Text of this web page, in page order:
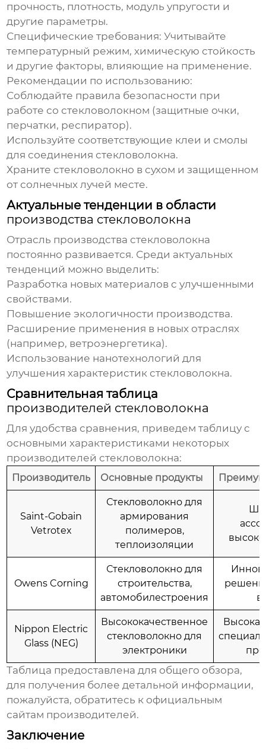
прочность, плотность, модуль упругости и
другие параметры.
Специфические требования: Учитывайте
температурный режим, химическую стойкость
и другие факторы, влияющие на применение.
Рекомендации по использованию:
Соблюдайте правила безопасности при
работе со стекловолокном (защитные очки,
перчатки, респиратор).
Используйте соответствующие клеи и смолы
для соединения стекловолокна.
Храните стекловолокно в сухом и защищенном
от солнечных лучей месте.
Актуальные тенденции в области
производства стекловолокна
Отрасль производства стекловолокна
постоянно развивается. Среди актуальных
тенденций можно выделить:
Разработка новых материалов с улучшенными
свойствами.
Повышение экологичности производства.
Расширение применения в новых отраслях
(например, ветроэнергетика).
Использование нанотехнологий для
улучшения характеристик стекловолокна.
Сравнительная таблица
производителей стекловолокна
Для удобства сравнения, приведем таблицу с
основными характеристиками некоторых
производителей стекловолокна:
Производитель Основные продукты
Saint-Gobain
Vetrotex
Стекловолокно для
армирования
полимеров,
теплоизоляции
Owens Corning
Стекловолокно для
строительства,
автомобилестроения
Nippon Electric
Glass (NEG)
Высококачественное
стекловолокно для
электроники
Таблица предоставлена для общего обзора,
для получения более детальной информации,
пожалуйста, обратитесь к официальным
сайтам производителей.
Заключение